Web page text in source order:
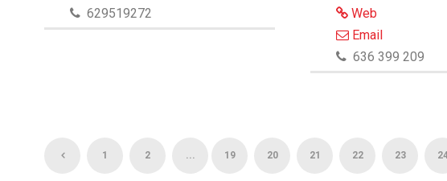
629519272
Web
Email
636 399 209
1 2 ... 19 20 21 22 23